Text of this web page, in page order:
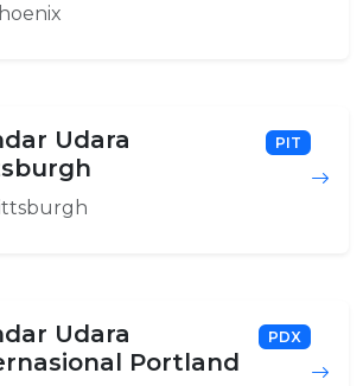
Udara
PIT
Udara
Portland
PDX